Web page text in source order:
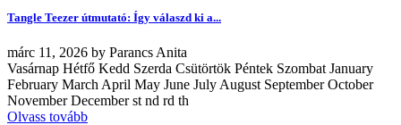
Tangle Teezer útmutató: Így válaszd ki a...
márc 11, 2026 by Parancs Anita
Vasárnap Hétfő Kedd Szerda Csütörtök Péntek Szombat January
February March April May June July August September October
November December st nd rd th
Olvass tovább